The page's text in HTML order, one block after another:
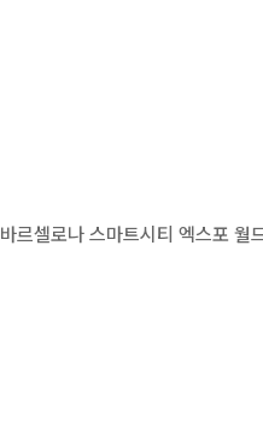
셀로나 스마트시티 엑스포 월